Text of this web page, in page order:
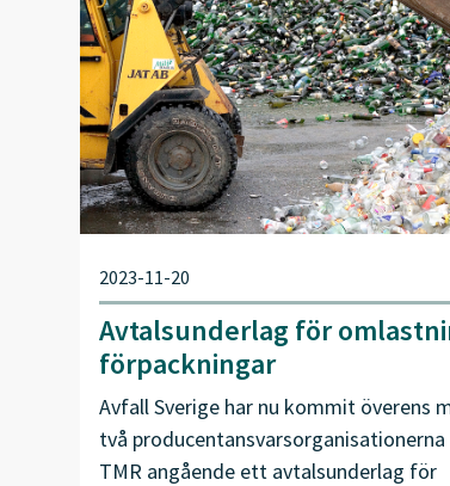
2023-11-20
Avtalsunderlag för
förpackningar
Avfall Sverige har nu kommit överens
två producentansvarsorganisationerna
TMR angående ett avtalsunderlag för